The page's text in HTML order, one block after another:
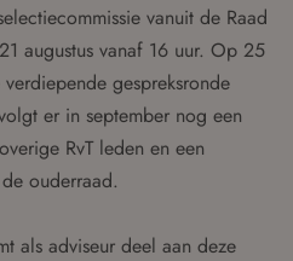
vanuit de Raad
augustus vanaf 16 uur. Op 25
gespreksronde
er in september nog een
RvT leden en een
ouderraad.
als adviseur deel aan deze